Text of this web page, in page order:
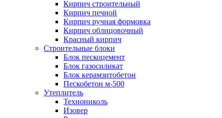
Кирпич строительный
Кирпич печной
Кирпич ручная формовка
Кирпич облицовочный
Красный кирпич
Строительные блоки
Блок пескоцемент
Блок газосиликат
Блок керамзитобетон
Пескобетон м-500
Утеплитель
Технониколь
Изовер